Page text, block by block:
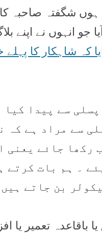
شگفتہ صاحبہ
انہوں نے اپنے
کہ شاہکار کا پہلے
سے پيدا
سے مراد ہے کہ
رکھا جائے يعنی
۔ ہم بات کرتے
بن جاتے ہيں
تعمير يا